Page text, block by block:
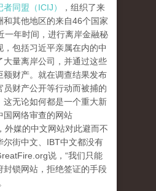
同盟（ICIJ）
，组织了来
和其他地区的来自46个国家
一年时间，进行离岸金融秘
，包括习近平亲属在内的中
大量离岸公司，并通过这些
额财产。就在调查结果发布
员财产公开等行动而被捕的
这无论如何都是一个重大新
国网络审查的网站
外媒的中文网站对此避而不
尔街中文、IBT中文都没有
说，“我们只能
封锁网站，拒绝签证的手段